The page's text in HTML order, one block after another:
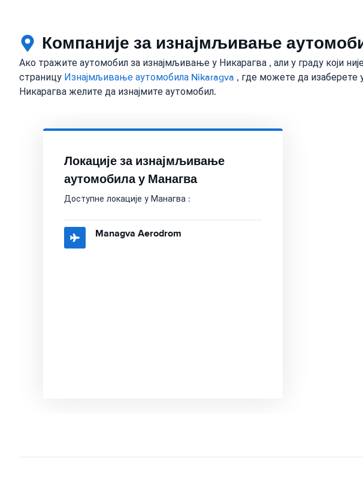
Компаније за изнајмљивање
Ако тражите аутомобил за изнајмљивање у Никарагва , али у граду који
страницу Изнајмљивање аутомобила Nikaragva , где можете да изаберете
Никарагва желите да изнајмите аутомобил.
Локације за изнајмљивање
аутомобила у Манагва
Доступне локације у Манагва :
Managva Aerodrom